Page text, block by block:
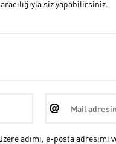
siz yapabilirsiniz.
adımı, e-posta adresimi